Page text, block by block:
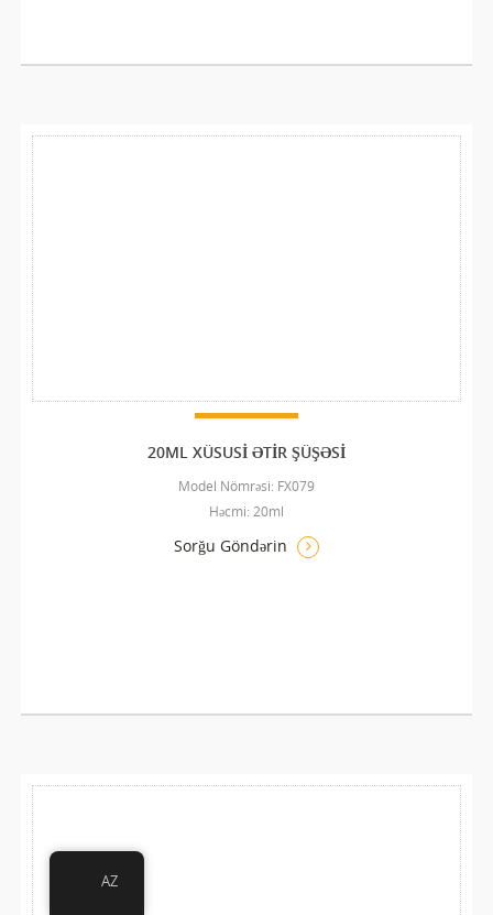
20ML XÜSUSI ƏTIR ŞÜŞƏSI
Model Nömrəsi: FX079
Həcmi: 20ml
Sorğu Göndərin
AZ